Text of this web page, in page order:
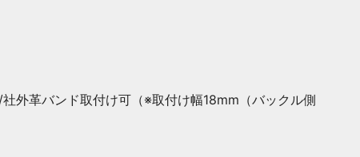
外革バンド取付け可（※取付け幅18mm（バックル側